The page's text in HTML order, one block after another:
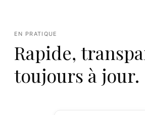
EN PRATIQUE
Rapide,
toujours à jour.